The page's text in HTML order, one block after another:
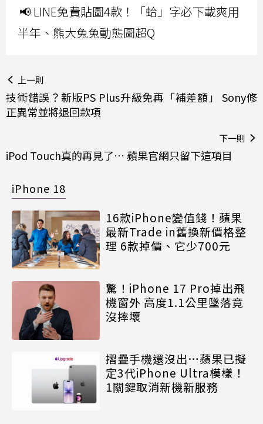
📢 LINE免費貼圖4款！「蛤」字必下載爽用
半年、熊大兔兔動態圖超Q
上一則
技術錯誤？新版PS Plus升級免再「補差額」 Sony修
正異常並將退回款項
下一則
iPod Touch真的再見了… 蘋果官網只留下這項目
iPhone 18
16款iPhone變值錢！蘋果
最新Trade in舊換新價格整
理 6款掉價、它少700元
驚！iPhone 17 Pro掉出飛
機窗外 高度1.1公里墜落竟
沒摔壞
摺疊手機還沒出…蘋果已擬
定3代iPhone Ultra模樣！
1關鍵取消新機新服務